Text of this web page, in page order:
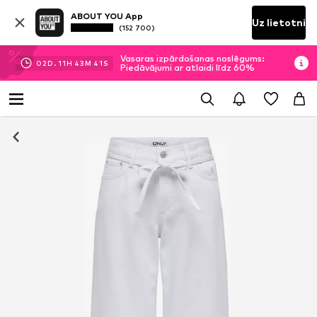
ABOUT YOU App
(152 700) Uz lietotni
02D. 11H 43M 40 S
Vasaras izpārdošanas noslēgums:
Piedāvājumi ar atlaidi līdz 60%